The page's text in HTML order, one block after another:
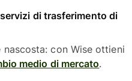
di trasferimento di
nascosta: con Wise ottieni
medio di mercato.